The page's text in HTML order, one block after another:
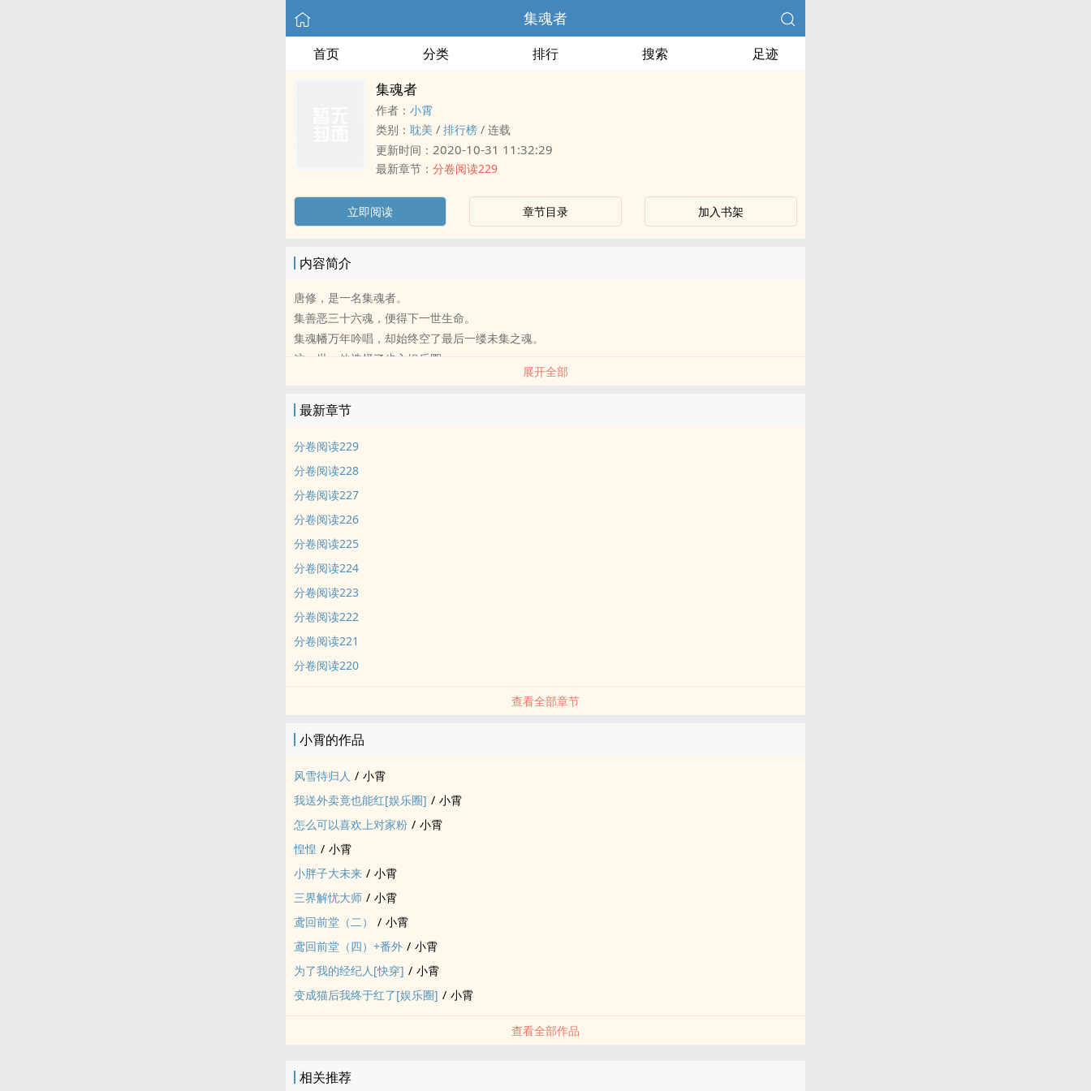
集魂者
首页 分类 排行 搜索 足迹
集魂者
作者： 小霄
类别： 耽美 / 排行榜 / 连载
更新时间： 2020-10-31 11:32:29
最新章节： 分卷阅读229
立即阅读 章节目录 加入书架
内容简介
唐修，是一名集魂者。
集善恶三十六魂，便得下一世生命。
集魂幡万年吟唱，却始终空了最后一缕未集之魂。
这一世，他选择了步入娱乐圈。
展开全部
最新章节
分卷阅读229
分卷阅读228
分卷阅读227
分卷阅读226
分卷阅读225
分卷阅读224
分卷阅读223
分卷阅读222
分卷阅读221
分卷阅读220
查看全部章节
小霄的作品
风雪待归人 / 小霄
我送外卖竟也能红[娱乐圈] / 小霄
怎么可以喜欢上对家粉 / 小霄
惶惶 / 小霄
小胖子大未来 / 小霄
三界解忧大师 / 小霄
鸢回前堂（二）
/ 小霄
鸢回前堂（四）+番外 / 小霄
为了我的经纪人[快穿] / 小霄
变成猫后我终于红了[娱乐圈] / 小霄
查看全部作品
相关推荐